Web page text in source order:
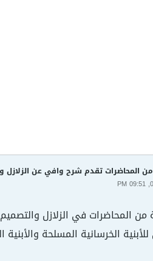
المحاضرات تقدم شرح وافي عن الزلازل
المحاضرات في الزلازل
للأبنية الخرسانية المسلحة والأبنية